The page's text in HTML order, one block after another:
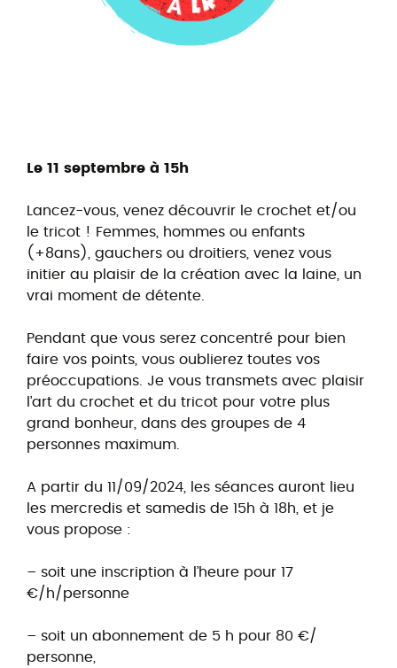
Le 11 septembre à 15h
Lancez-vous, venez découvrir le crochet et/ou
le tricot ! Femmes, hommes ou enfants
(+8ans), gauchers ou droitiers, venez vous
initier au plaisir de la création avec la laine, un
vrai moment de détente.
Pendant que vous serez concentré pour bien
faire vos points, vous oublierez toutes vos
préoccupations. Je vous transmets avec plaisir
l’art du crochet et du tricot pour votre plus
grand bonheur, dans des groupes de 4
personnes maximum.
A partir du 11/09/2024, les séances auront lieu
les mercredis et samedis de 15h à 18h, et je
vous propose :
– soit une inscription à l’heure pour 17
€/h/personne
– soit un abonnement de 5 h pour 80 €/
personne,